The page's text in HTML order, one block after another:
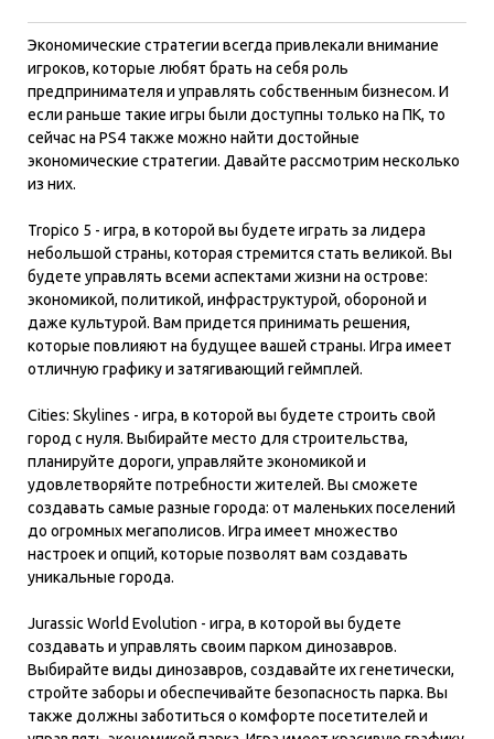
Экономические стратегии всегда привлекали внимание
игроков, которые любят брать на себя роль
предпринимателя и управлять собственным бизнесом. И
если раньше такие игры были доступны только на ПК, то
сейчас на PS4 также можно найти достойные
экономические стратегии. Давайте рассмотрим несколько
из них.
Tropico 5 - игра, в которой вы будете играть за лидера
небольшой страны, которая стремится стать великой. Вы
будете управлять всеми аспектами жизни на острове:
экономикой, политикой, инфраструктурой, обороной и
даже культурой. Вам придется принимать решения,
которые повлияют на будущее вашей страны. Игра имеет
отличную графику и затягивающий геймплей.
Cities: Skylines - игра, в которой вы будете строить свой
город с нуля. Выбирайте место для строительства,
планируйте дороги, управляйте экономикой и
удовлетворяйте потребности жителей. Вы сможете
создавать самые разные города: от маленьких поселений
до огромных мегаполисов. Игра имеет множество
настроек и опций, которые позволят вам создавать
уникальные города.
Jurassic World Evolution - игра, в которой вы будете
создавать и управлять своим парком динозавров.
Выбирайте виды динозавров, создавайте их генетически,
стройте заборы и обеспечивайте безопасность парка. Вы
также должны заботиться о комфорте посетителей и